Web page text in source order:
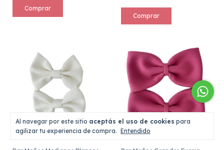
Al navegar por este sitio aceptás el uso de cookies para
agilizar tu experiencia de compra. Entendido